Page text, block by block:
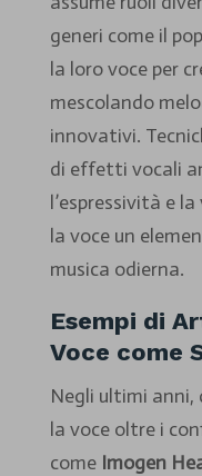
generi come il
la loro voce per
mescolando
innovativi.
di effetti vocali
l’espressività e
la voce un
musica odierna.
Esempi di
Voce come
Negli ultimi
la voce oltre i
come Imogen